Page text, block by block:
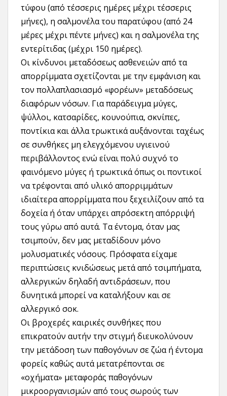
τύφου (από τέσσερις ημέρες μέχρι τέσσερις
μήνες), η σαλμονέλα του παρατύφου (από 24
μέρες μέχρι πέντε μήνες) και η σαλμονέλα της
εντερίτιδας (μέχρι 150 ημέρες).
Οι κίνδυνοι μεταδόσεως ασθενειών από τα
απορρίμματα σχετίζονται με την εμφάνιση και
τον πολλαπλασιασμό «φορέων» μεταδόσεως
διαφόρων νόσων. Για παράδειγμα μύγες,
ψύλλοι, κατσαρίδες, κουνούπια, σκνίπες,
ποντίκια και άλλα τρωκτικά αυξάνονται ταχέως
σε συνθήκες μη ελεγχόμενου υγιεινού
περιβάλλοντος ενώ είναι πολύ συχνό το
φαινόμενο μύγες ή τρωκτικά όπως οι ποντικοί
να τρέφονται από υλικό απορριμμάτων
ιδιαίτερα απορρίμματα που ξεχειλίζουν από τα
δοχεία ή όταν υπάρχει απρόσεκτη απόρριψή
τους γύρω από αυτά. Τα έντομα, όταν μας
τσιμπούν, δεν μας μεταδίδουν μόνο
μολυσματικές νόσους. Πρόσφατα είχαμε
περιπτώσεις κνιδώσεως μετά από τσιμπήματα,
αλλεργικών δηλαδή αντιδράσεων, που
δυνητικά μπορεί να καταλήξουν και σε
αλλεργικό σοκ.
Οι βροχερές καιρικές συνθήκες που
επικρατούν αυτήν την στιγμή διευκολύνουν
την μετάδοση των παθογόνων σε ζώα ή έντομα
φορείς καθώς αυτά μετατρέπονται σε
«οχήματα» μεταφοράς παθογόνων
μικροοργανισμών από τους σωρούς των